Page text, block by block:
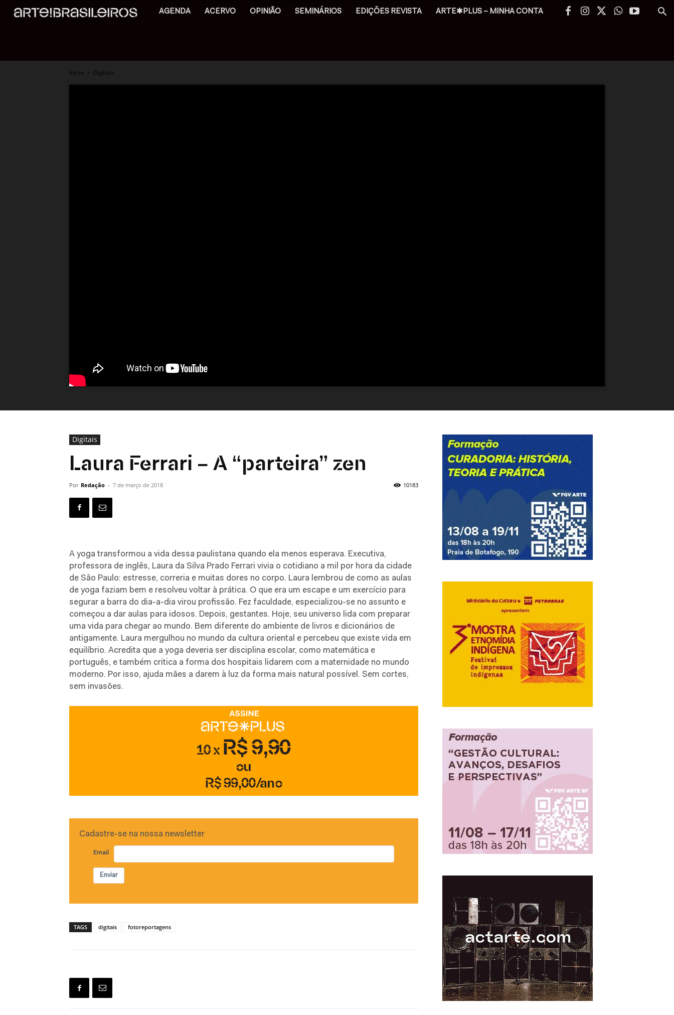
AGENDA ACERVO OPINIÃO SEMINÁRIOS EDIÇÕES REVISTA ARTE✱PLUS – MINHA CONTA
Início Digitais
Digitais
Laura Ferrari – A “parteira” zen
Por Redação - 7 de março de 2018 10183
A yoga transformou a vida dessa paulistana quando ela menos esperava. Executiva,
professora de inglês, Laura da Silva Prado Ferrari vivia o cotidiano a mil por hora da cidade
de São Paulo: estresse, correria e muitas dores no corpo. Laura lembrou de como as aulas
de yoga faziam bem e resolveu voltar à prática. O que era um escape e um exercício para
segurar a barra do dia-a-dia virou profissão. Fez faculdade, especializou-se no assunto e
começou a dar aulas para idosos. Depois, gestantes. Hoje, seu universo lida com preparar
uma vida para chegar ao mundo. Bem diferente do ambiente de livros e dicionários de
antigamente. Laura mergulhou no mundo da cultura oriental e percebeu que existe vida em
equilíbrio. Acredita que a yoga deveria ser disciplina escolar, como matemática e
português, e também critica a forma dos hospitais lidarem com a maternidade no mundo
moderno. Por isso, ajuda mães a darem à luz da forma mais natural possível. Sem cortes,
sem invasões.
Cadastre-se na nossa newsletter
Email
Enviar
TAGS digitais fotoreportagens